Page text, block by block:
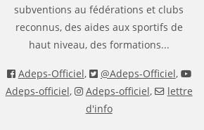
subventions au fédérations et clubs
reconnus, des aides aux sportifs de
haut niveau, des formations...
Adeps-Officiel, @Adeps-Officiel,
Adeps-officiel, Adeps-officiel,
lettre
d'info